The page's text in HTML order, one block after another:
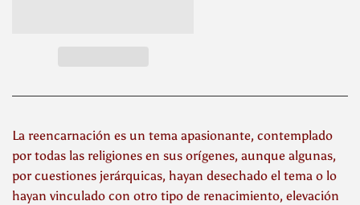
La reencarnación es un tema apasionante, contemplado
por todas las religiones en sus orígenes, aunque algunas,
por cuestiones jerárquicas, hayan desechado el tema o lo
hayan vinculado con otro tipo de renacimiento, elevación